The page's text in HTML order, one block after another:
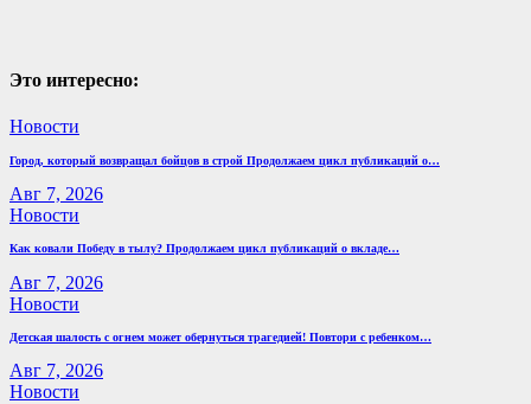
Это интересно:
Новости
Город, который возвращал бойцов в строй Продолжаем цикл публикаций о…
Авг 7, 2026
Новости
Как ковали Победу в тылу? Продолжаем цикл публикаций о вкладе…
Авг 7, 2026
Новости
Детская шалость с огнем может обернуться трагедией! Повтори с ребенком…
Авг 7, 2026
Новости